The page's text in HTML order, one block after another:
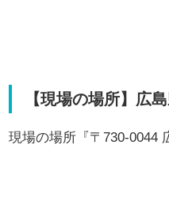
【現場の場所】広
現場の場所『〒730-0044